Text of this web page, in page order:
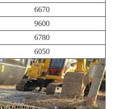
6670
9600
6780
6050